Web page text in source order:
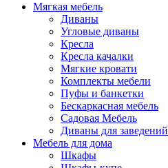
Мягкая мебель
Диваны
Угловые диваны
Кресла
Кресла качалки
Мягкие кровати
Комплекты мебели
Пуфы и банкетки
Бескаркасная мебель
Садовая Мебель
Диваны для заведений
Мебель для дома
Шкафы